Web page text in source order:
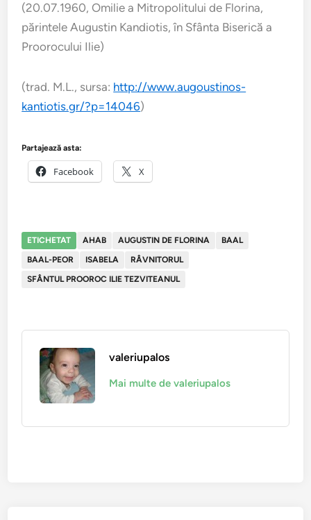
(20.07.1960, Omilie a Mitropolitului de Florina,
părintele Augustin Kandiotis, în Sfânta Biserică a
Proorocului Ilie)
(trad. M.L., sursa: http://www.augoustinos-
kantiotis.gr/?p=14046)
Partajează asta:
Facebook X
ETICHETAT AHAB AUGUSTIN DE FLORINA
BAAL
BAAL-PEOR
ISABELA
RÂVNITORUL
SFÂNTUL PROOROC ILIE TEZVITEANUL
valeriupalos
Mai multe de valeriupalos